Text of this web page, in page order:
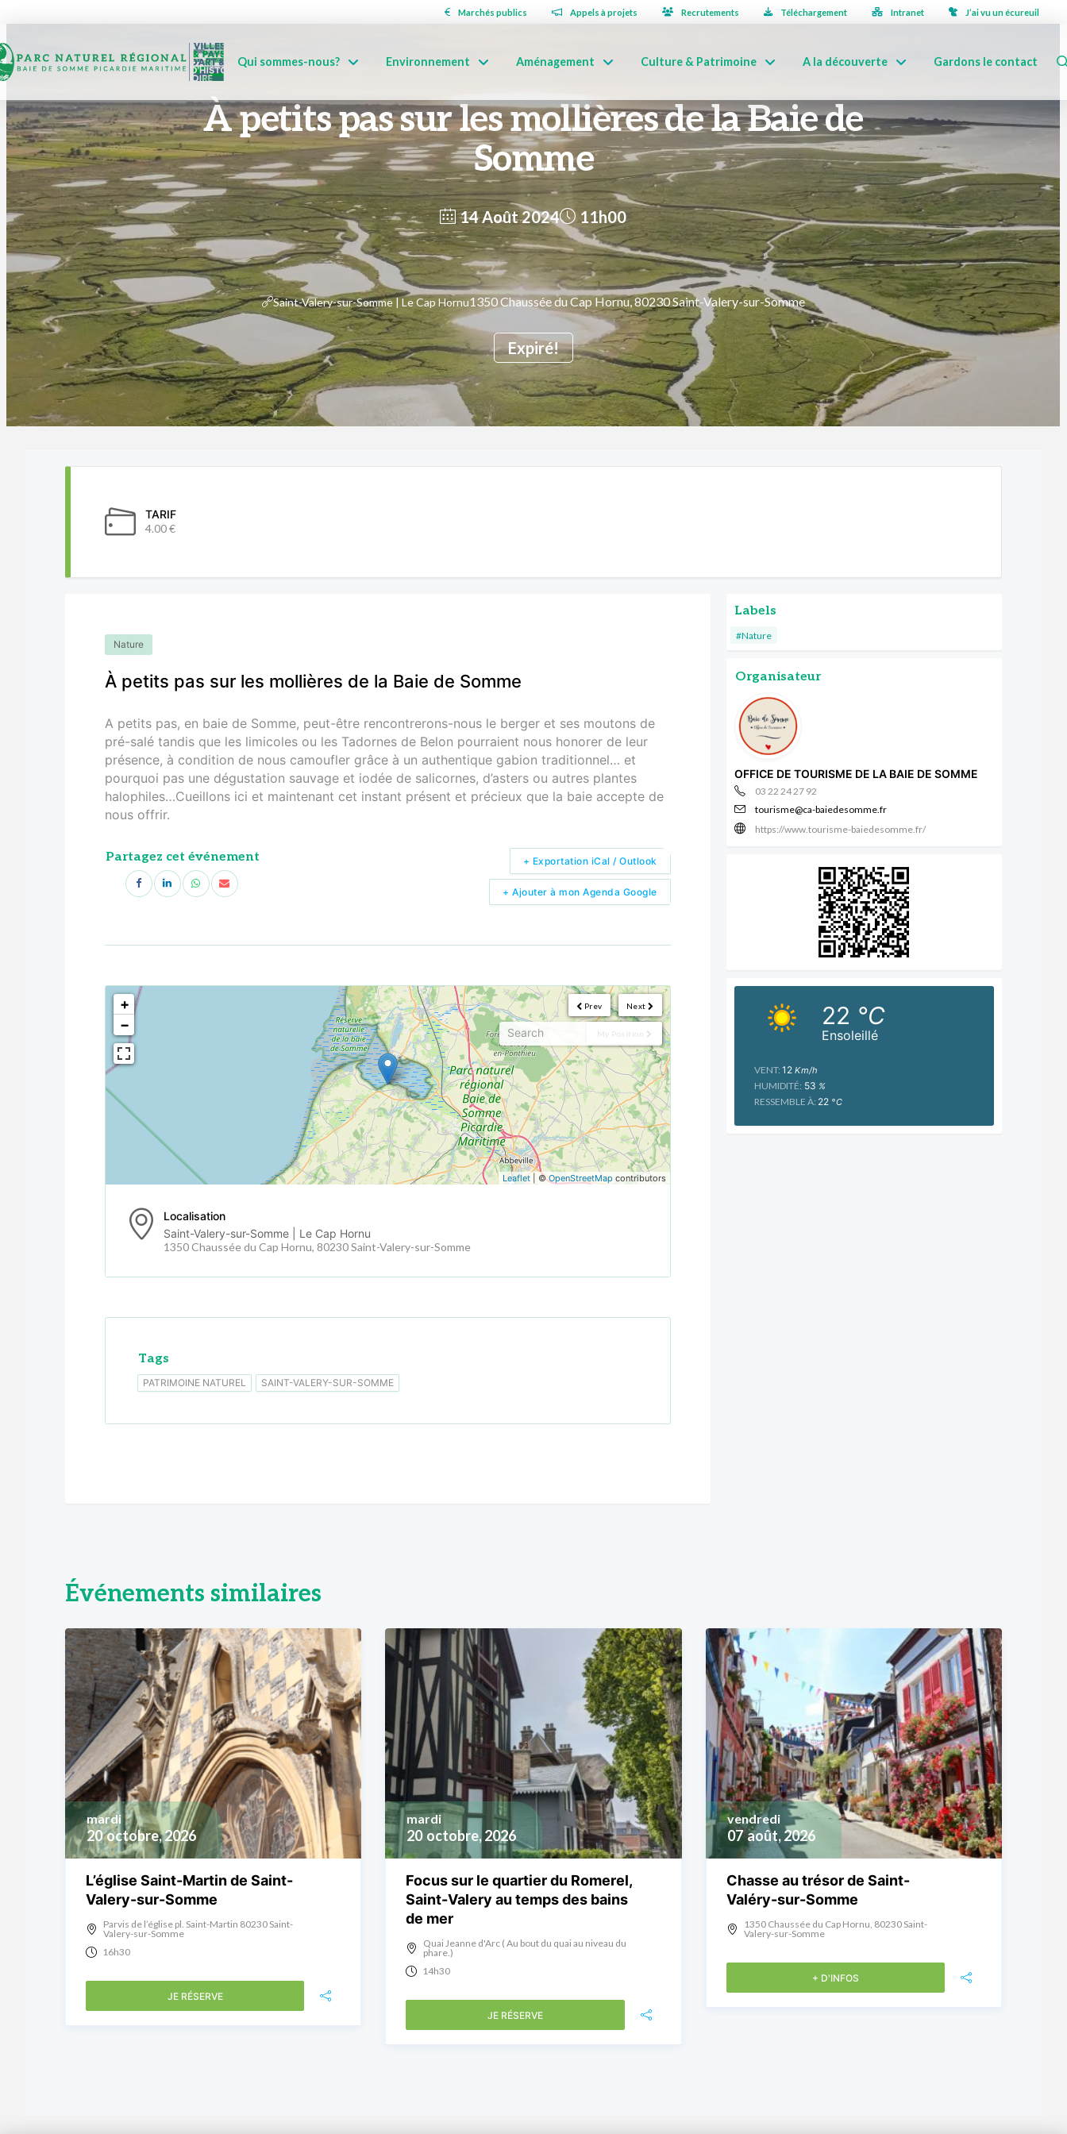
Marchés publics Appels à projets Recrutements Téléchargement Intranet J’ai vu un écureuil
Qui sommes-nous? Environnement Aménagement Culture & Patrimoine A la découverte Gardons le contact
À petits pas sur les mollières de la Baie de
Somme
14 Août 2024
Expiré!
11h00
Saint-Valery-sur-Somme | Le Cap Hornu1350 Chaussée du Cap Hornu, 80230 Saint-Valery-sur-Somme
TARIF
4.00 €
Nature
À petits pas sur les mollières de la Baie de Somme
A petits pas, en baie de Somme, peut-être rencontrerons-nous le berger et ses moutons de
pré-salé tandis que les limicoles ou les Tadornes de Belon pourraient nous honorer de leur
présence, à condition de nous camoufler grâce à un authentique gabion traditionnel… et
pourquoi pas une dégustation sauvage et iodée de salicornes, d’asters ou autres plantes
halophiles…Cueillons ici et maintenant cet instant présent et précieux que la baie accepte de
nous offrir.
Partagez cet événement
+ Ajouter à mon Agenda Google
+ Exportation iCal / Outlook
Next
Prev
My Position
<!---->
+
−
Leaflet| ©OpenStreetMap contributors
Localisation
Saint-Valery-sur-Somme | Le Cap Hornu
1350 Chaussée du Cap Hornu, 80230 Saint-Valery-sur-Somme
Tags
PATRIMOINE NATUREL SAINT-VALERY-SUR-SOMME
Labels
#Nature
Organisateur
OFFICE DE TOURISME DE LA BAIE DE SOMME
03 22 24 27 92
tourisme@ca-baiedesomme.fr
https://www.tourisme-baiedesomme.fr/
Ensoleillé
22 °C
VENT: 12Km/h
HUMIDITÉ: 53 %
RESSEMBLE À: 22°C
Événements similaires
20 octobre, 2026
mardi
L’église Saint-Martin de Saint-
Valery-sur-Somme
Parvis de l’église pl. Saint-Martin 80230 Saint-
Valery-sur-Somme
16h30
JE RÉSERVE
20 octobre, 2026
mardi
Focus sur le quartier du Romerel,
Saint-Valery au temps des bains
de mer
Quai Jeanne d'Arc ( Au bout du quai au niveau du
phare.)
14h30
JE RÉSERVE
07 août, 2026
vendredi
Chasse au trésor de Saint-
Valéry-sur-Somme
1350 Chaussée du Cap Hornu, 80230 Saint-
Valery-sur-Somme
+ D'INFOS